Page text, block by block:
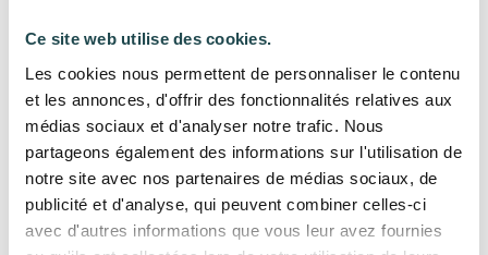
Ce site web utilise des cookies.
Les cookies nous permettent de personnaliser le contenu
et les annonces, d'offrir des fonctionnalités relatives aux
médias sociaux et d'analyser notre trafic. Nous
partageons également des informations sur l'utilisation de
notre site avec nos partenaires de médias sociaux, de
publicité et d'analyse, qui peuvent combiner celles-ci
avec d'autres informations que vous leur avez fournies
fabrication de votre
Comptoir, bar et mobilier en
zinc, laiton ou cuivre ?
Chaquecomptoir, baroumobilierestfaçonné à la
maindans notre atelier deQuincié-en-Beaujolais
Contrairement aux finitions standardisées, nossoudures
sont polies manuellementpour garantir une continuité